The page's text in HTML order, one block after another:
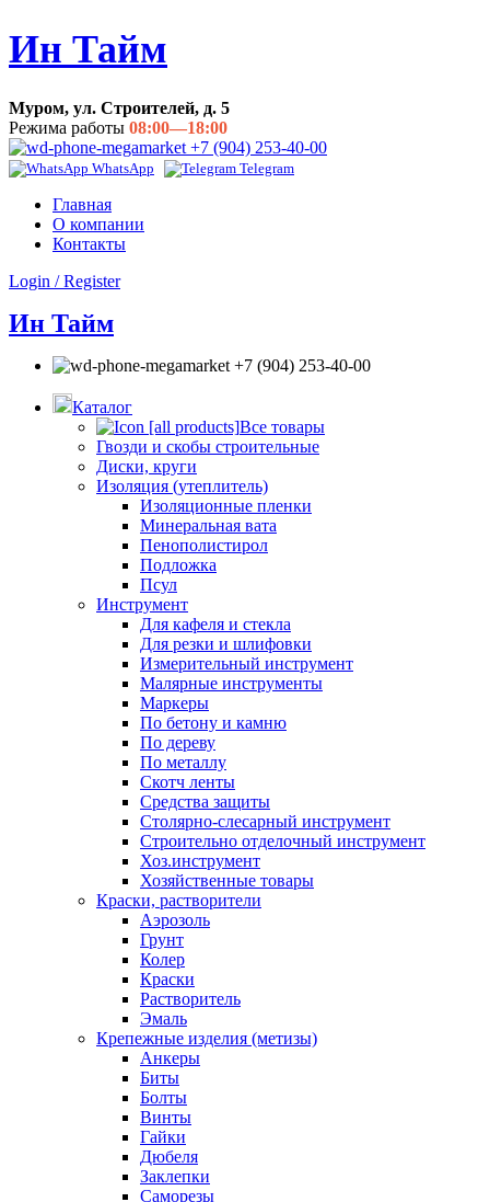
Ин Тайм
Муром, ул. Строителей, д. 5
Режима работы 08:00—18:00
+7 (904) 253-40-00
WhatsApp Telegram
Главная
О компании
Контакты
Login / Register
Ин Тайм
+7 (904) 253-40-00
Каталог
Все товары
Гвозди и скобы строительные
Диски, круги
Изоляция (утеплитель)
Изоляционные пленки
Минеральная вата
Пенополистирол
Подложка
Псул
Инструмент
Для кафеля и стекла
Для резки и шлифовки
Измерительный инструмент
Малярные инструменты
Маркеры
По бетону и камню
По дереву
По металлу
Скотч ленты
Средства защиты
Столярно-слесарный инструмент
Строительно отделочный инструмент
Хоз.инструмент
Хозяйственные товары
Краски, растворители
Аэрозоль
Грунт
Колер
Краски
Растворитель
Эмаль
Крепежные изделия (метизы)
Анкеры
Биты
Болты
Винты
Гайки
Дюбеля
Заклепки
Саморезы